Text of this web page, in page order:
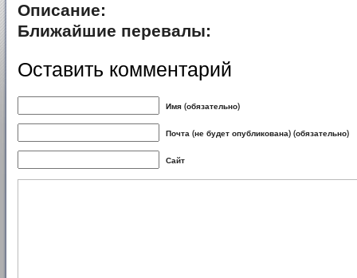
Описание:
Ближайшие перевалы:
Оставить комментарий
Имя (обязательно)
Почта (не будет опубликована) (обязательно)
Сайт